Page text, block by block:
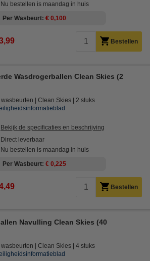
Nu bestellen is maandag in huis
Per Wasbeurt € 0,100
Bestellen
Wasdrogerballen Clean Skies (2
Clean Skies
2 stuks
Bekijk de specificaties en beschrijving
Direct leverbaar
Nu bestellen is maandag in huis
Per Wasbeurt € 0,225
Bestellen
Navulling Clean Skies (40
Clean Skies
4 stuks